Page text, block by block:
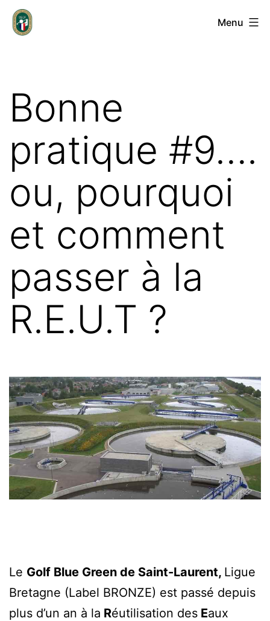
Aller
auGroupement
Golf
Français
Menu
Bonne
pratique #9….
ou, pourquoi
et comment
passer à la
R.E.U.T ?
Le Golf Blue Green de Saint-Laurent, Ligue
Bretagne (Label BRONZE) est passé depuis
plus d’un an à la Réutilisation des Eaux